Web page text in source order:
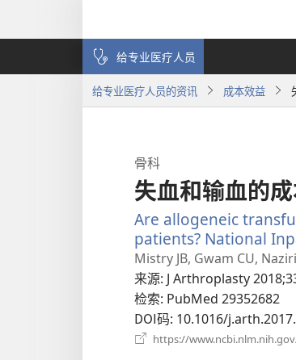
给专业医疗人员
给专业医疗人员的资讯 成本效益
骨科
失血和输血的
Are allogeneic
patients? National
Mistry JB, Gwam CU,
来源‎: J Arthroplasty
检索‎: PubMed 29352682
DOI码‎: 10.1016/
https://